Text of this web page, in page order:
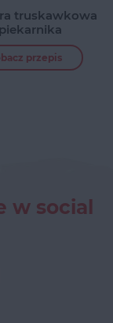
truskawkowa
przepis
w social